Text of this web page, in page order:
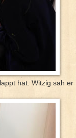
hat. Witzig sah er